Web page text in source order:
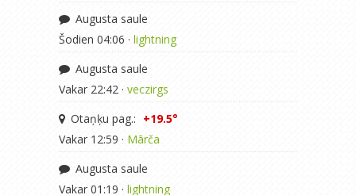
Augusta saule
Šodien 04:06 · lightning
Augusta saule
Vakar 22:42 · veczirgs
Otaņķu pag.: +19.5°
Vakar 12:59 · Mārča
Augusta saule
Vakar 01:19 · lightning